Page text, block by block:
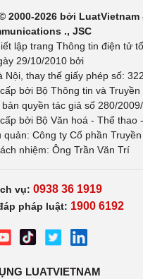
2000-2026 bởi LuatVietnam
., JSC
lập trang Thông tin điện tử
29/10/2010 bởi
Nội, thay thế giấy phép số:
bởi Bộ Thông tin và Truyền
quyền tác giả số 280/
bởi Bộ Văn hoá - Thể thao
quản: Công ty Cổ phần
nhiệm: Ông Trần Văn Trí
vụ: 0938 36 1919
pháp luật: 1900 6192
LUATVIETNAM